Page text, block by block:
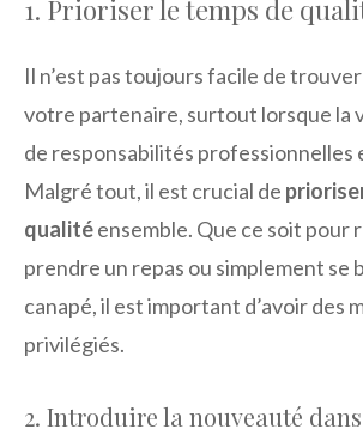
1. Prioriser le temps de
Il n’est pas toujours facile de
votre partenaire, surtout lorsque la
de responsabilités professionnelles
Malgré tout, il est crucial de
qualitéensemble. Que ce soit pour
prendre un repas ou simplement se
canapé, il est important d’avoir des
privilégiés.
2. Introduire la nouveauté